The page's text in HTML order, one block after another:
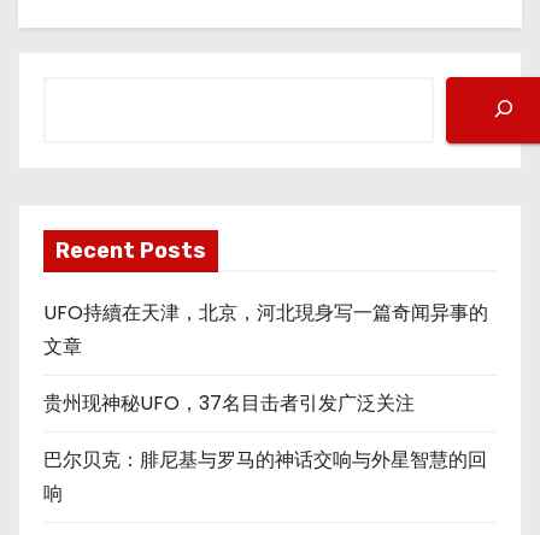
Recent Posts
UFO持續在天津，北京，河北現身写一篇奇闻异事的
文章
贵州现神秘UFO，37名目击者引发广泛关注
巴尔贝克：腓尼基与罗马的神话交响与外星智慧的回
响